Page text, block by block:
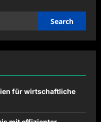
für wirtschaftliche